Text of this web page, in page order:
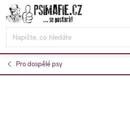
Přejít
na
obsah
Pro dospělé psy